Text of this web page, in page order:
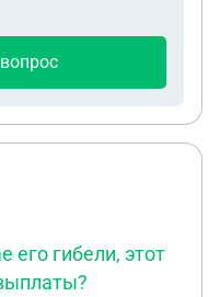
его гибели, этот